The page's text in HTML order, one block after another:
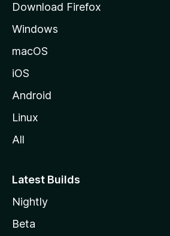
d
a
z
i
a
Download Firefox
Windows
macOS
iOS
Android
Linux
All
Latest Builds
Nightly
Beta